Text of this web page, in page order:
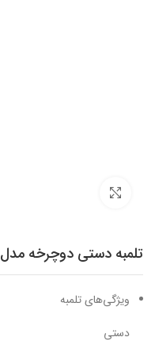
تلمبه دستی دوچرخه مدل 05
ویژگی‌های تلمبه
دستی